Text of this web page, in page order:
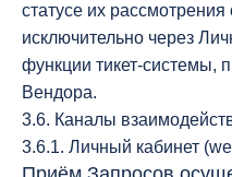
статусе их
исключительно через
функции тикет-системы,
Вендора.
3.6. Каналы
3.6.1. Личный кабинет